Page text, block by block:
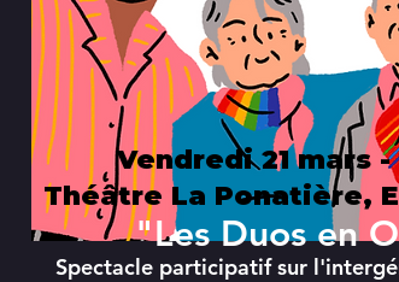
Vendredi 21 mars -
Théâtre La Ponatière,
"Les Duos en
Spectacle participatif sur